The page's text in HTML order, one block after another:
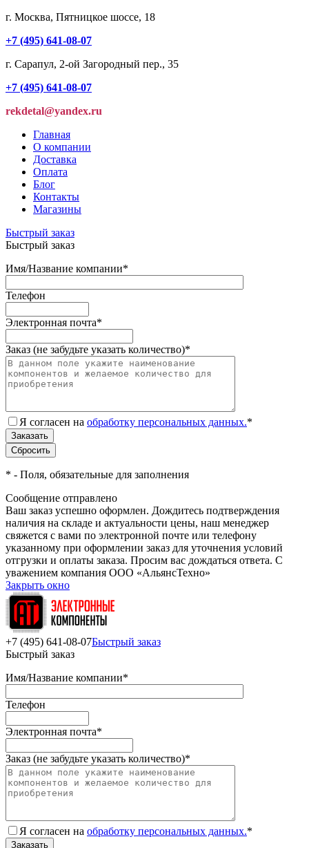
г. Москва, Пятницкое шоссе, 18
+7 (495) 641-08-07
г. Сарапул, 2-ой Загородный пер., 35
+7 (495) 641-08-07
rekdetal@yandex.ru
Главная
О компании
Доставка
Оплата
Блог
Контакты
Магазины
Быстрый заказ
Быстрый заказ
Имя/Название компании*
Телефон
Электронная почта*
Заказ (не забудьте указать количество)*
Я согласен на обработку персональных данных.*
* - Поля, обязательные для заполнения
Сообщение отправлено
Ваш заказ успешно оформлен. Дождитесь подтверждения
наличия на складе и актуальности цены, наш менеджер
свяжется с вами по электронной почте или телефону
указанному при оформлении заказ для уточнения условий
отгрузки и оплаты заказа. Просим вас дождаться ответа. С
уважением компания ООО «АльянсТехно»
Закрыть окно
+7 (495) 641-08-07Быстрый заказ
Быстрый заказ
Имя/Название компании*
Телефон
Электронная почта*
Заказ (не забудьте указать количество)*
Я согласен на обработку персональных данных.*